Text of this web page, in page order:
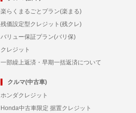
楽らくまるごとプラン(楽まる)
残価設定型クレジット(残クレ)
バリュー保証プラン(バリ保)
クレジット
一部繰上返済・早期一括返済について
クルマ(中古車)
ホンダクレジット
Honda中古車限定 据置クレジット